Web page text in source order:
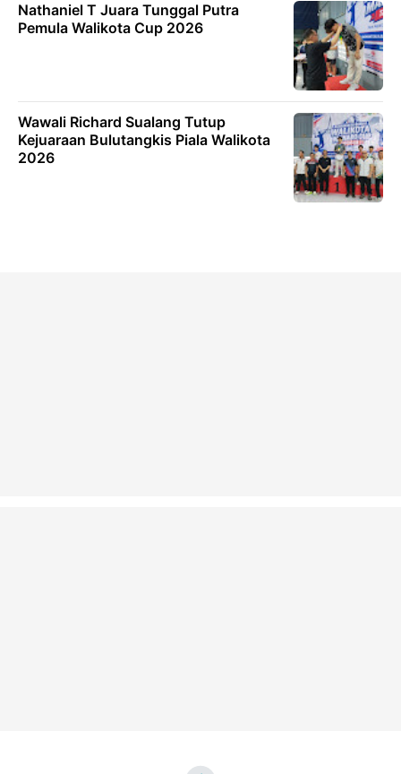
Nathaniel T Juara Tunggal Putra
Pemula Walikota Cup 2026
Wawali Richard Sualang Tutup
Kejuaraan Bulutangkis Piala Walikota
2026